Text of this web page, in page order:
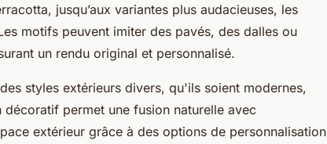
jusqu’aux variantes plus audacieuses, les
motifs peuvent imiter des pavés, des dalles ou
un rendu original et personnalisé.
styles extérieurs divers, qu'ils soient modernes,
permet une fusion naturelle avec
extérieur grâce à des options de personnalisation